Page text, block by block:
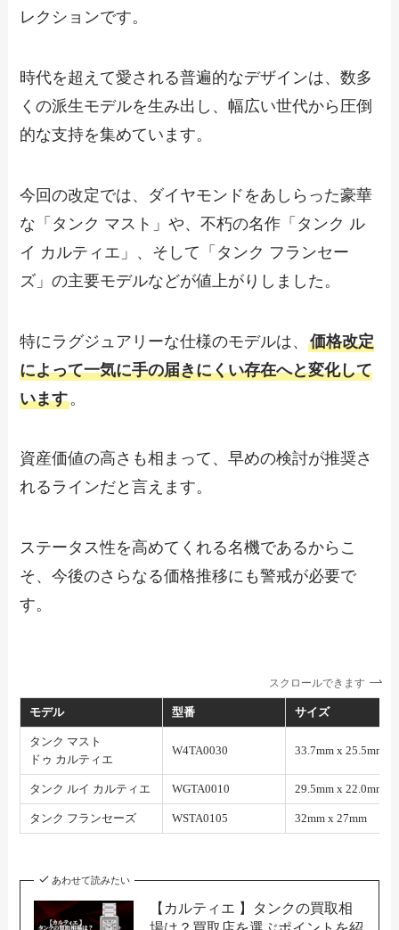
レクションです。
時代を超えて愛される普遍的なデザインは、数多
くの派生モデルを生み出し、幅広い世代から圧倒
的な支持を集めています。
今回の改定では、ダイヤモンドをあしらった豪華
な「タンク マスト」や、不朽の名作「タンク ル
イ カルティエ」、そして「タンク フランセー
ズ」の主要モデルなどが値上がりしました。
特にラグジュアリーな仕様のモデルは、価格改定
によって一気に手の届きにくい存在へと変化して
います。
資産価値の高さも相まって、早めの検討が推奨さ
れるラインだと言えます。
ステータス性を高めてくれる名機であるからこ
そ、今後のさらなる価格推移にも警戒が必要で
す。
スクロールできます
モデル 型番 サイズ
タンク マスト
ドゥ カルティエ
W4TA0030 33.7mm x 25.5mm
タンク ルイ カルティエ WGTA0010 29.5mm x 22.0mm
タンク フランセーズ WSTA0105 32mm x 27mm
あわせて読みたい
【カルティエ 】タンクの買取相